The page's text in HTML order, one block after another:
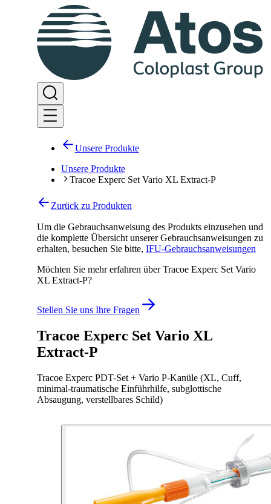
Unsere Produkte
Unsere Produkte
Tracoe Experc Set Vario XL Extract-P
Tracoe Experc Set Vario XL
Extract-P
Tracoe Experc PDT-Set + Vario P-Kanüle (XL, Cuff,
minimal-traumatische Einführhilfe, subglottische
Absaugung, verstellbares Schild)
Zurück zu Produkten
Um die Gebrauchsanweisung des Produkts einzusehen und
die komplette Übersicht unserer Gebrauchsanweisungen zu
erhalten, besuchen Sie bitte, IFU-Gebrauchsanweisungen
Möchten Sie mehr erfahren über Tracoe Experc Set Vario
XL Extract-P?
Stellen Sie uns Ihre Fragen